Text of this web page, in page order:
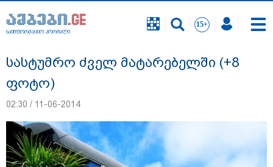
საინფორმაციო პორტალი
საინფორმაციო პორტალი
სასტუმრო ძველ მატარებელში (+8
ფოტო)
02:30 / 11-06-2014